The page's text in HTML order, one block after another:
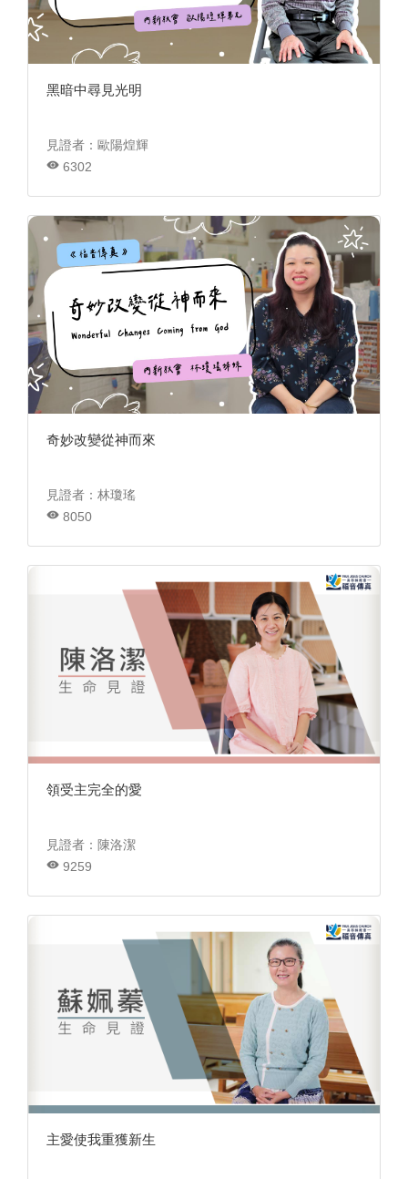
黑暗中尋見光明
見證者：歐陽煌輝
6302
奇妙改變從神而來
見證者：林瓊瑤
8050
領受主完全的愛
見證者：陳洛潔
9259
主愛使我重獲新生